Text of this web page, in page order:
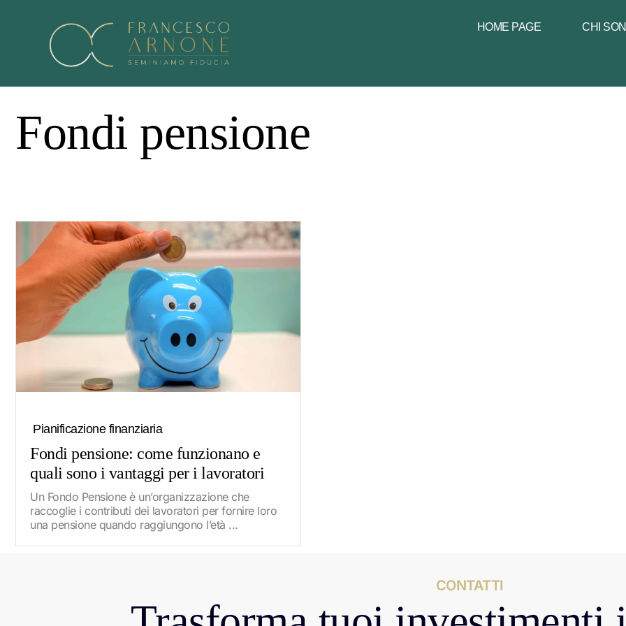
HOME PAGE CHI
Fondi pensione
Pianificazione finanziaria
Fondi pensione: come funzionano e
quali sono i vantaggi per i lavoratori
Un Fondo Pensione è un’organizzazione che
raccoglie i contributi dei lavoratori per fornire loro
una pensione quando raggiungono l’età ...
CONTATTI